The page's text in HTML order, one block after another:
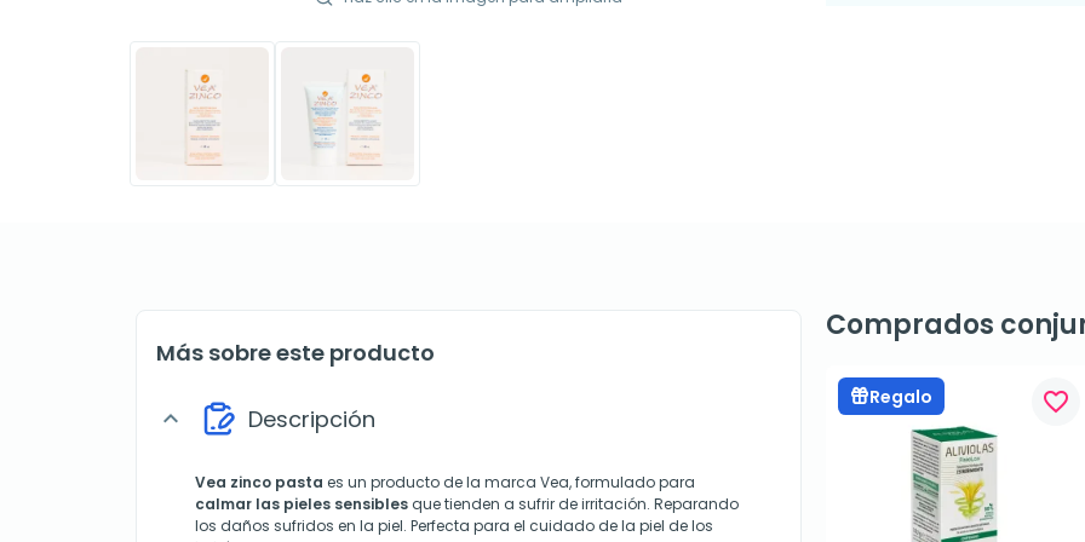
Más sobre este producto
expand_more Descripción
Vea zinco pasta es un producto de la marca Vea, formulado para
calmar las pieles sensibles que tienden a sufrir de irritación. Reparando
los daños sufridos en la piel. Perfecta para el cuidado de la piel de los
Comprados
Regalo favorite_border